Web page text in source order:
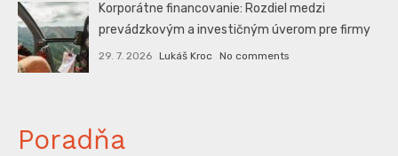
Korporátne financovanie: Rozdiel medzi
prevádzkovým a investičným úverom pre firmy
29. 7. 2026 Lukáš Kroc No comments
Poradňa